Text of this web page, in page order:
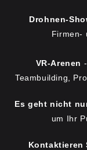
Drohnen-
Firmen-
VR-Arenen
Teambuilding,
Es geht nicht
um Ihr
Kontaktieren